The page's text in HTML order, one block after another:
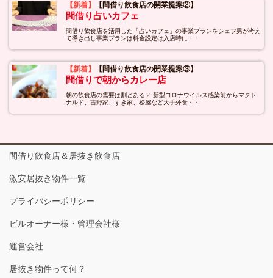
【新着】 【間借り飲食店の開業提案②】
間借り占いカフェ
間借り飲食店を活用した「占いカフェ」の事業プランをシェフ男が考え
て導き出し事業プランは料金設定は入店時に・・
【新着】 【間借り飲食店の開業提案③】
間借りで朝からカレー店
朝の飲食店の需要は割とある？ 新型コロナウイルス感染前からマクド
ナルド、吉野家、すき家、松屋など大手外食・・
間借り飲食店＆居抜き飲食店
激安居抜き物件一覧
プライバシーポリシー
ビルオーナー様・管理会社様
運営会社
居抜き物件って何？